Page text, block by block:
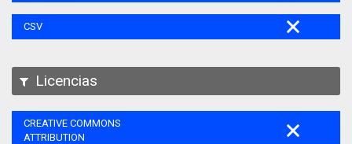
CSV
Licencias
CREATIVE COMMONS
ATTRIBUTION